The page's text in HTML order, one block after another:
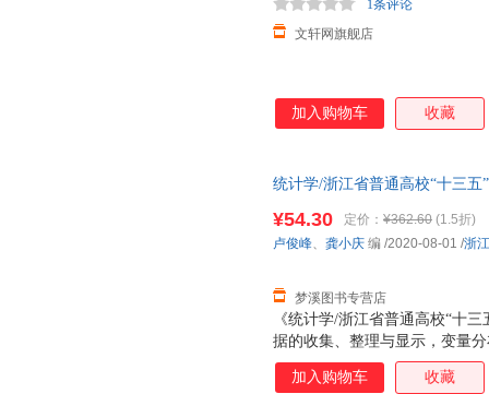
文轩网旗舰店
1条评论
加入购物车 收藏
统计学/浙江省普通高校“十三
子发票！
《统计学/浙江省普通高校“十
据的收集、整理与显示，变量
回归分析，时间数列分析和统
足独立院校培养高水平应用型
¥54.30 定价： ¥362.60 (1.5折)
梦溪图书专营店
卢俊峰、 龚小庆 编 /2020-08-01 /浙
加入购物车 收藏